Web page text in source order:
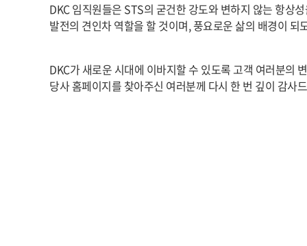
DKC 임직원들은 STS의 굳건한 강도와 변하지 않는 항상
발전의 견인차 역할을 할 것이며, 풍요로운 삶의 배경이 되
DKC가 새로운 시대에 이바지할 수 있도록 고객 여러분의
당사 홈페이지를 찾아주신 여러분께 다시 한 번 깊이 감사